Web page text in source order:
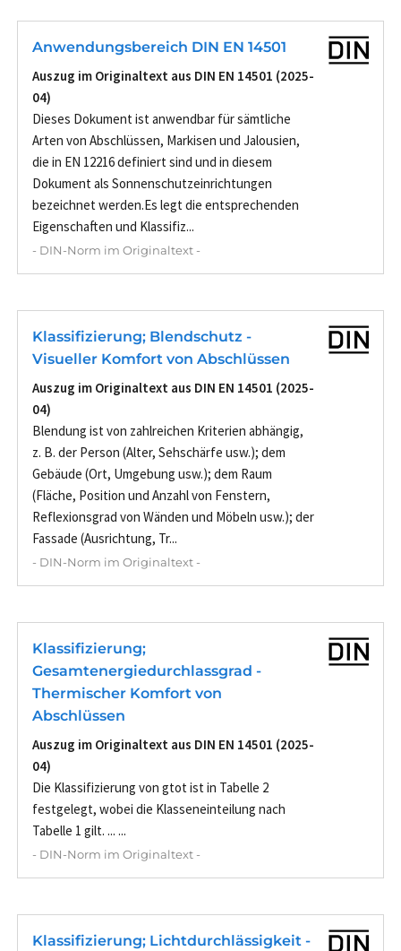
Anwendungsbereich DIN EN 14501
Auszug im Originaltext aus DIN EN 14501 (2025-
04)
Dieses Dokument ist anwendbar für sämtliche
Arten von Abschlüssen, Markisen und Jalousien,
die in EN 12216 definiert sind und in diesem
Dokument als Sonnenschutzeinrichtungen
bezeichnet werden.Es legt die entsprechenden
Eigenschaften und Klassifiz...
- DIN-Norm im Originaltext -
Klassifizierung; Blendschutz -
Visueller Komfort von Abschlüssen
Auszug im Originaltext aus DIN EN 14501 (2025-
04)
Blendung ist von zahlreichen Kriterien abhängig,
z. B. der Person (Alter, Sehschärfe usw.); dem
Gebäude (Ort, Umgebung usw.); dem Raum
(Fläche, Position und Anzahl von Fenstern,
Reflexionsgrad von Wänden und Möbeln usw.); der
Fassade (Ausrichtung, Tr...
- DIN-Norm im Originaltext -
Klassifizierung;
Gesamtenergiedurchlassgrad -
Thermischer Komfort von
Abschlüssen
Auszug im Originaltext aus DIN EN 14501 (2025-
04)
Die Klassifizierung von gtot ist in Tabelle 2
festgelegt, wobei die Klasseneinteilung nach
Tabelle 1 gilt. ... ...
- DIN-Norm im Originaltext -
Klassifizierung; Lichtdurchlässigkeit -